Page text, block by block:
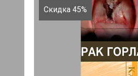
Скидка 45%